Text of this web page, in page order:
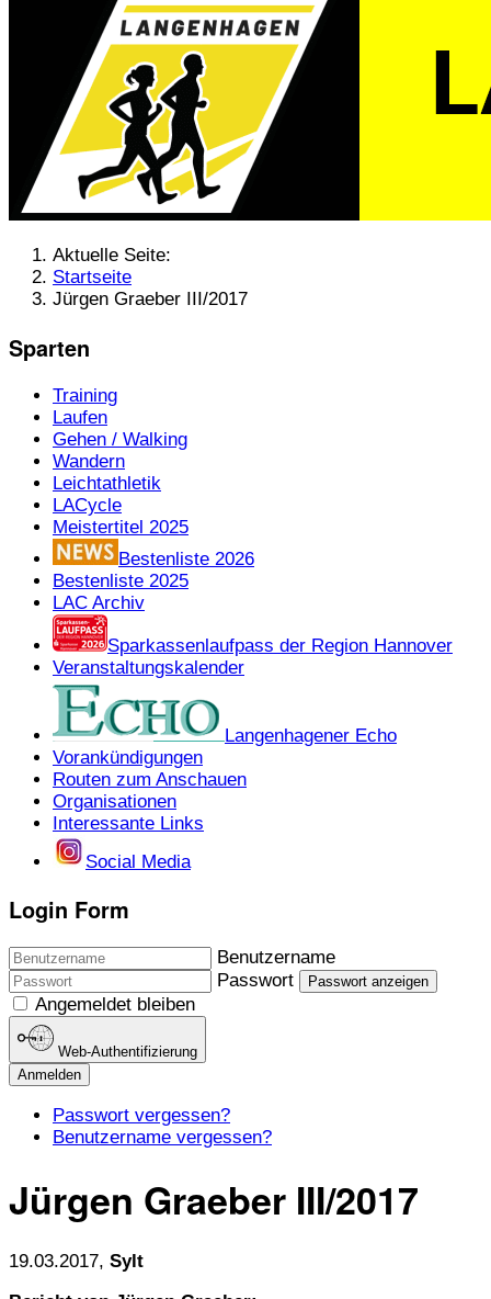
Aktuelle Seite:
Startseite
Jürgen Graeber III/2017
Sparten
Training
Laufen
Gehen / Walking
Wandern
Leichtathletik
LACycle
Meistertitel 2025
Bestenliste 2026
Bestenliste 2025
LAC Archiv
Sparkassenlaufpass der Region Hannover
Veranstaltungskalender
Langenhagener Echo
Vorankündigungen
Routen zum Anschauen
Organisationen
Interessante Links
Social Media
Login Form
Benutzername
Passwort
Passwort anzeigen
Angemeldet bleiben
Web-Authentifizierung
Anmelden
Passwort vergessen?
Benutzername vergessen?
Jürgen Graeber III/2017
19.03.2017, Sylt